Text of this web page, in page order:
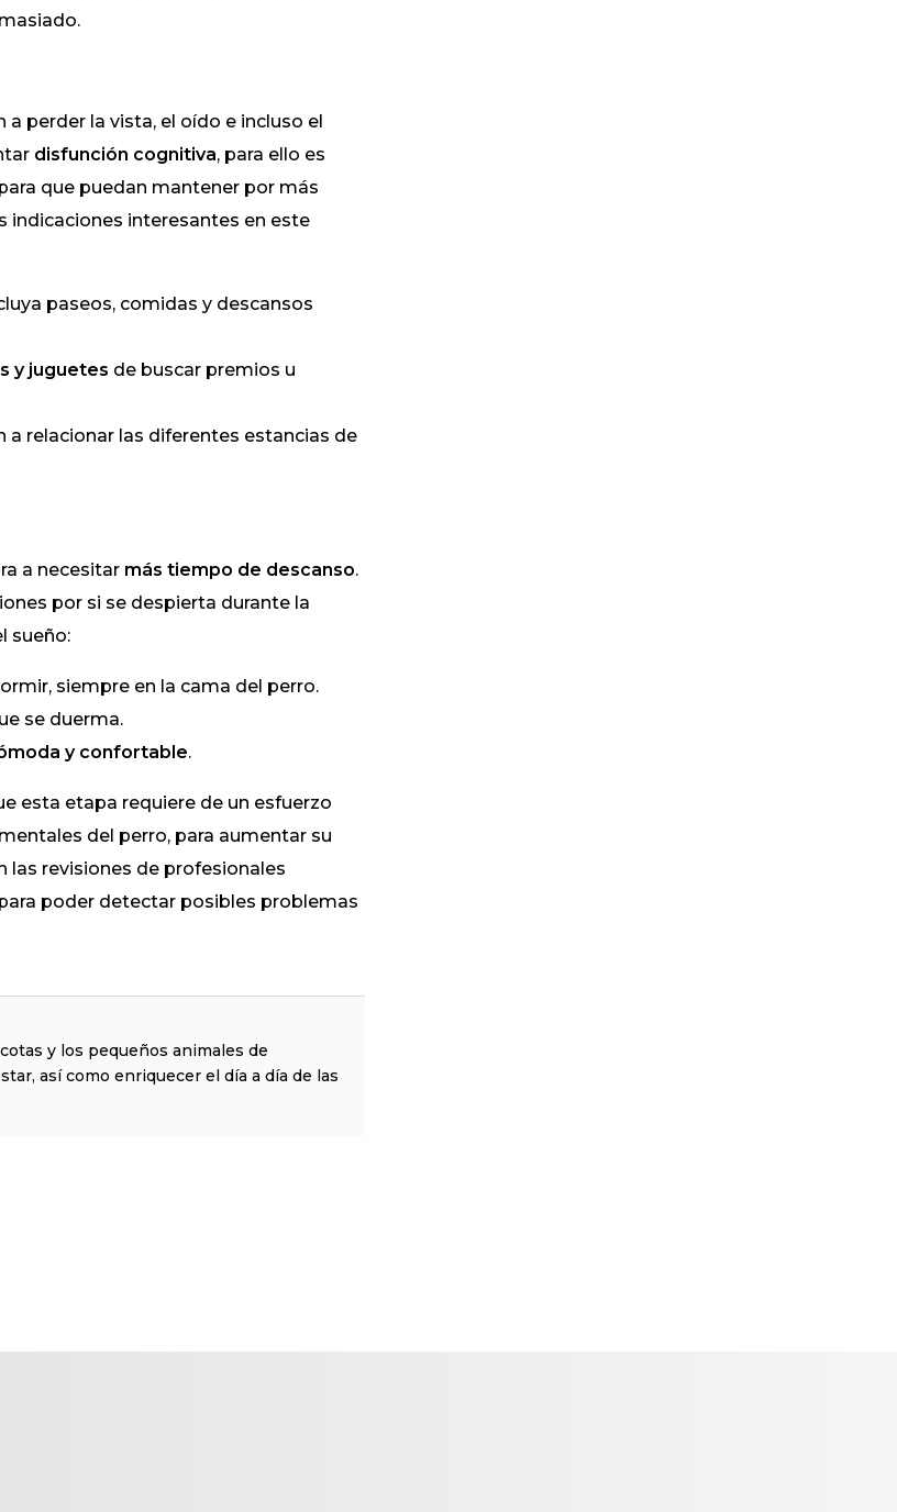
perder la vista, el oído e incluso el
disfunción cognitiva, para ello es
que puedan mantener por más
indicaciones interesantes en este
paseos, comidas y descansos
y juguetes de buscar premios u
a relacionar las diferentes estancias de
a necesitar más tiempo de descanso.
por si se despierta durante la
sueño:
siempre en la cama del perro.
se duerma.
y confortable.
esta etapa requiere de un esfuerzo
del perro, para aumentar su
las revisiones de profesionales
poder detectar posibles problemas
y los pequeños animales de
así como enriquecer el día a día de las